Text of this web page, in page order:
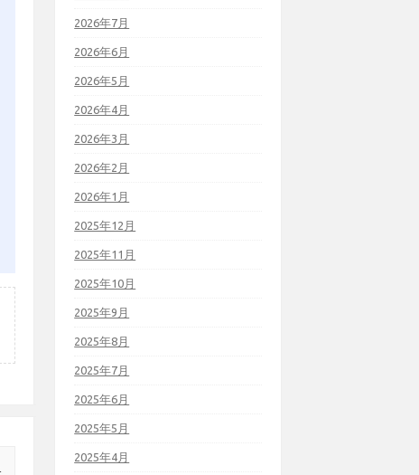
2026年7月
2026年6月
2026年5月
2026年4月
2026年3月
2026年2月
2026年1月
2025年12月
2025年11月
2025年10月
2025年9月
2025年8月
2025年7月
2025年6月
2025年5月
2025年4月